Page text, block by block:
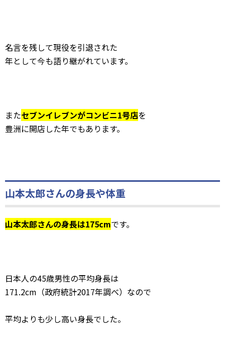
名言を残して現役を引退された
年として今も語り継がれています。
またセブンイレブンがコンビニ1号店を
豊洲に開店した年でもあります。
山本太郎さんの身長や体重
山本太郎さんの身長は175cmです。
日本人の45歳男性の平均身長は
171.2cm（政府統計2017年調べ）なので
平均よりも少し高い身長でした。